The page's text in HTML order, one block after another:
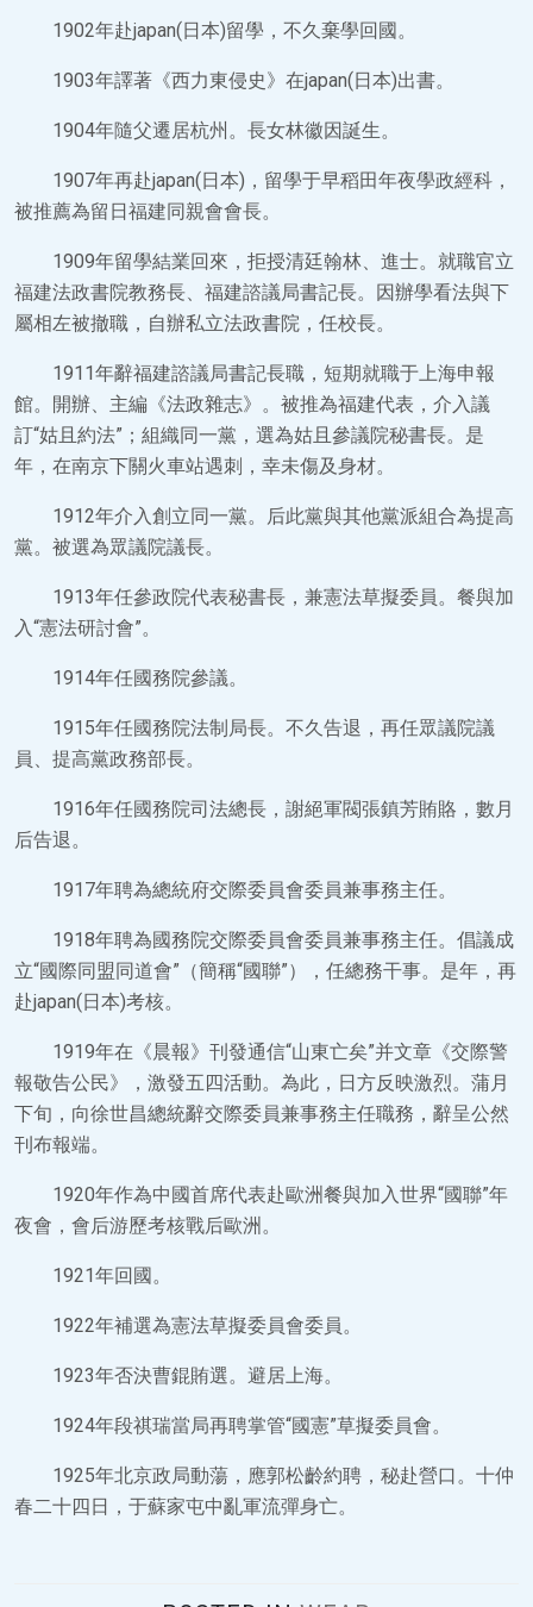
1902年赴japan(日本)留學，不久棄學回國。
1903年譯著《西力東侵史》在japan(日本)出書。
1904年隨父遷居杭州。長女林徽因誕生。
1907年再赴japan(日本)，留學于早稻田年夜學政經科，
被推薦為留日福建同親會會長。
1909年留學結業回來，拒授清廷翰林、進士。就職官立
福建法政書院教務長、福建諮議局書記長。因辦學看法與下
屬相左被撤職，自辦私立法政書院，任校長。
1911年辭福建諮議局書記長職，短期就職于上海申報
館。開辦、主編《法政雜志》。被推為福建代表，介入議
訂“姑且約法”；組織同一黨，選為姑且參議院秘書長。是
年，在南京下關火車站遇刺，幸未傷及身材。
1912年介入創立同一黨。后此黨與其他黨派組合為提高
黨。被選為眾議院議長。
1913年任參政院代表秘書長，兼憲法草擬委員。餐與加
入“憲法研討會”。
1914年任國務院參議。
1915年任國務院法制局長。不久告退，再任眾議院議
員、提高黨政務部長。
1916年任國務院司法總長，謝絕軍閥張鎮芳賄賂，數月
后告退。
1917年聘為總統府交際委員會委員兼事務主任。
1918年聘為國務院交際委員會委員兼事務主任。倡議成
立“國際同盟同道會”（簡稱“國聯”），任總務干事。是年，再
赴japan(日本)考核。
1919年在《晨報》刊發通信“山東亡矣”并文章《交際警
報敬告公民》，激發五四活動。為此，日方反映激烈。蒲月
下旬，向徐世昌總統辭交際委員兼事務主任職務，辭呈公然
刊布報端。
1920年作為中國首席代表赴歐洲餐與加入世界“國聯”年
夜會，會后游歷考核戰后歐洲。
1921年回國。
1922年補選為憲法草擬委員會委員。
1923年否決曹錕賄選。避居上海。
1924年段祺瑞當局再聘掌管“國憲”草擬委員會。
1925年北京政局動蕩，應郭松齡約聘，秘赴營口。十仲
春二十四日，于蘇家屯中亂軍流彈身亡。